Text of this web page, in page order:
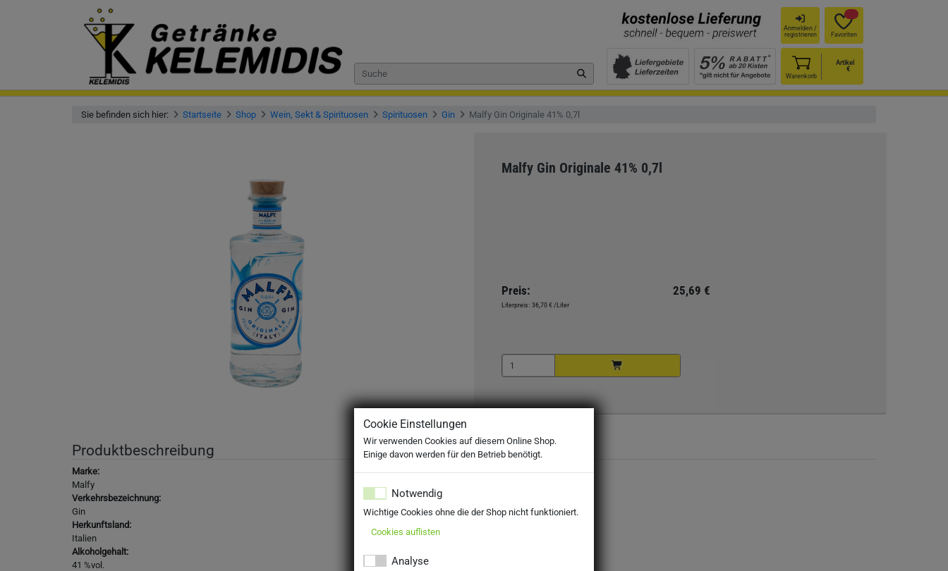
Anmelden /
registrieren
Favoriten
Warenkorb
Artikel
€
Sie befinden sich hier: Startseite Shop Wein, Sekt & Spirituosen Spirituosen Gin Malfy Gin Originale 41% 0,7l
Malfy Gin Originale 41% 0,7l
Preis: 25,69 €
Literpreis: 36,70 € /Liter
Produktbeschreibung
Marke:
Malfy
Verkehrsbezeichnung:
Gin
Herkunftsland:
Italien
Alkoholgehalt:
41 %vol.
Cookie Einstellungen
Wir verwenden Cookies auf diesem Online Shop.
Einige davon werden für den Betrieb benötigt.
Notwendig
Wichtige Cookies ohne die der Shop nicht funktioniert.
Cookies auflisten
Analyse